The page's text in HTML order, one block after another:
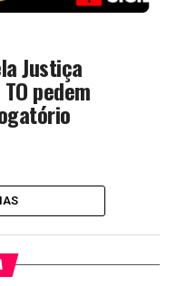
Justiça
pedem